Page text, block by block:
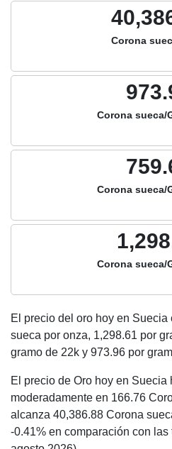
Corona
Corona sueca/
Corona sueca/
Corona sueca/
El precio del oro hoy en Suecia
sueca por onza, 1,298.61 por
gramo de 22k y 973.96 por
El precio de Oro hoy en Suecia
moderadamente en 166.76
alcanza 40,386.88 Corona
-0.41% en comparación con